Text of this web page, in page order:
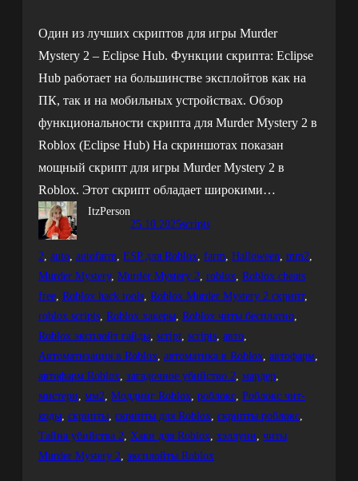
Один из лучших скриптов для игры Murder
Mystery 2 – Eclipse Hub. Функции скрипта: Eclipse
Hub работает на большинстве эксплойтов как на
ПК, так и на мобильных устройствах. Обзор
функциональности скрипта для Murder Mystery 2 в
Roblox (Eclipse Hub) На скриншотах показан
мощный скрипт для игры Murder Mystery 2 в
Roblox. Этот скрипт обладает широкими…
ItzPerson
25.10.2025scripts
2, auto, autofarm, ESP для Roblox, farm, Halloween, mm2
Murder Mystery, Murder Mystery 2, roblox, Roblox cheats
free, Roblox hack tools, Roblox Murder Mystery 2 скрипт
roblox scripts, Roblox хакеры, Roblox читы бесплатно
Roblox эксплойт гайды, script, scripts, авто
Автоматизация в Roblox, автоматика в Roblox, автофарм
автофарм Roblox, загадочное убийство 2, мардер
мистери, мм2, Моддинг Roblox, роблокс, Роблокс чит-
коды, скрипты, скрипты для Roblox, скрипты роблокс
Тайна убийства 2, Хаки для Roblox, хэллуин, читы
Murder Mystery 2, эксплойты Roblox